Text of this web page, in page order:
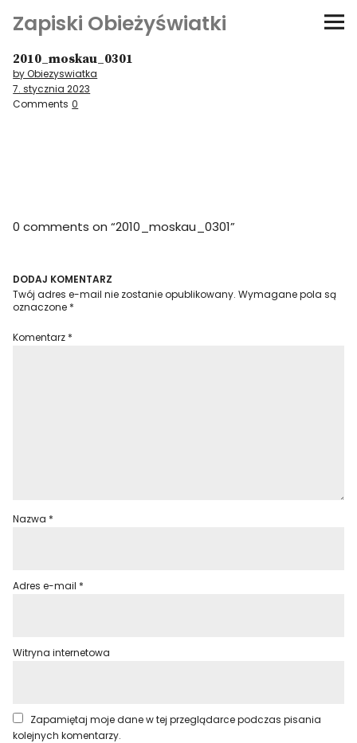
Zapiski Obieżyświatki
Podróże
Kultura i sztuka
Niezwyczajne ściany
Dom na kółkach
2010_moskau_0301
by Obiezyswiatka
7. stycznia 2023
Comments 0
0 comments on “2010_moskau_0301”
DODAJ KOMENTARZ
Twój adres e-mail nie zostanie opublikowany. Wymagane pola są
oznaczone *
Komentarz *
Nazwa *
Adres e-mail *
Witryna internetowa
Zapamiętaj moje dane w tej przeglądarce podczas pisania
kolejnych komentarzy.